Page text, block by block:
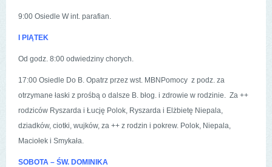
9:00 Osiedle W int. parafian.
I PIĄTEK
Od godz. 8:00 odwiedziny chorych.
17:00 Osiedle Do B. Opatrz przez wst. MBNPomocy z podz. za
otrzymane łaski z prośbą o dalsze B. błog. i zdrowie w rodzinie. Za ++
rodziców Ryszarda i Łucję Polok, Ryszarda i Elżbietę Niepala,
dziadków, ciotki, wujków, za ++ z rodzin i pokrew. Polok, Niepala,
Maciołek i Smykała.
SOBOTA – ŚW. DOMINIKA